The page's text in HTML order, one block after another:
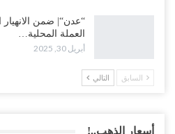
“عدن“| ضمن الانهيار
العملة المحلية…
أبريل 30, 2025
السابق التالي
أسعار الذهب..!